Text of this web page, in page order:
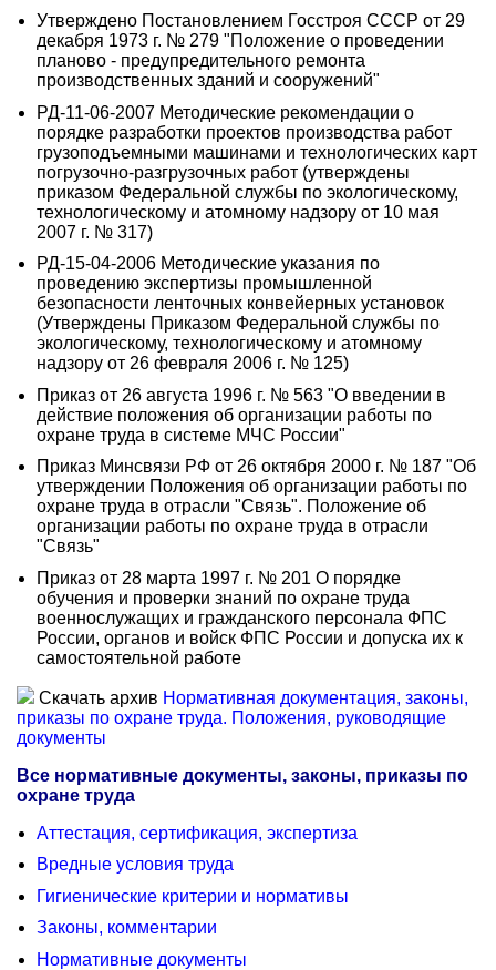
Утверждено Постановлением Госстроя СССР от 29
декабря 1973 г. № 279 "Положение о проведении
планово - предупредительного ремонта
производственных зданий и сооружений"
РД-11-06-2007 Методические рекомендации о
порядке разработки проектов производства работ
грузоподъемными машинами и технологических карт
погрузочно-разгрузочных работ (утверждены
приказом Федеральной службы по экологическому,
технологическому и атомному надзору от 10 мая
2007 г. № 317)
РД-15-04-2006 Методические указания по
проведению экспертизы промышленной
безопасности ленточных конвейерных установок
(Утверждены Приказом Федеральной службы по
экологическому, технологическому и атомному
надзору от 26 февраля 2006 г. № 125)
Приказ от 26 августа 1996 г. № 563 "О введении в
действие положения об организации работы по
охране труда в системе МЧС России"
Приказ Минсвязи РФ от 26 октября 2000 г. № 187 "Об
утверждении Положения об организации работы по
охране труда в отрасли "Связь". Положение об
организации работы по охране труда в отрасли
"Связь"
Приказ от 28 марта 1997 г. № 201 О порядке
обучения и проверки знаний по охране труда
военнослужащих и гражданского персонала ФПС
России, органов и войск ФПС России и допуска их к
самостоятельной работе
Скачать архив Нормативная документация, законы,
приказы по охране труда. Положения, руководящие
документы
Все нормативные документы, законы, приказы по
охране труда
Аттестация, сертификация, экспертиза
Вредные условия труда
Гигиенические критерии и нормативы
Законы, комментарии
Нормативные документы